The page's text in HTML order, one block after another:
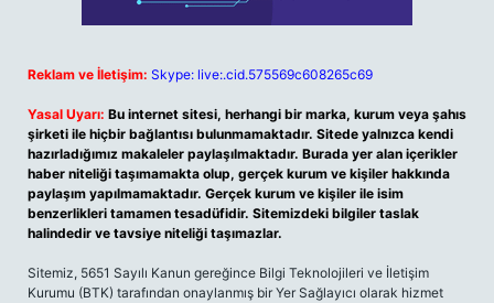
Reklam ve İletişim: Skype: live:.cid.575569c608265c69
Yasal Uyarı: Bu internet sitesi, herhangi bir marka, kurum veya şahıs
şirketi ile hiçbir bağlantısı bulunmamaktadır. Sitede yalnızca kendi
hazırladığımız makaleler paylaşılmaktadır. Burada yer alan içerikler
haber niteliği taşımamakta olup, gerçek kurum ve kişiler hakkında
paylaşım yapılmamaktadır. Gerçek kurum ve kişiler ile isim
benzerlikleri tamamen tesadüfidir. Sitemizdeki bilgiler taslak
halindedir ve tavsiye niteliği taşımazlar.
Sitemiz, 5651 Sayılı Kanun gereğince Bilgi Teknolojileri ve İletişim
Kurumu (BTK) tarafından onaylanmış bir Yer Sağlayıcı olarak hizmet